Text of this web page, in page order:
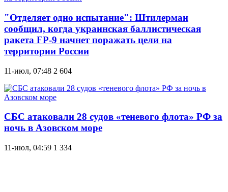
"Отделяет одно испытание": Штилерман
сообщил, когда украинская баллистическая
ракета FP-9 начнет поражать цели на
территории России
11-июл, 07:48 2 604
СБС атаковали 28 судов «теневого флота» РФ за
ночь в Азовском море
11-июл, 04:59 1 334